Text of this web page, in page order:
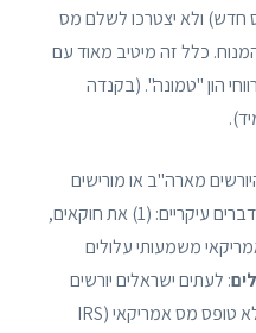
אותו בשווי $500 (בסיס חדש) ולא יצטרכו לשלם מס
כלל זה מיטיב מאוד עם
הון "טמונה". (בקנדה
מארה"ב או מורישים
נכסים בארה"ב צריכים להכיר שני דברים עיקריים: (1) את חוקאים,
משמעותי עלולים
: לעתים ישראלים יורשים
תושבי ישראל מגלים שעליהם למלא טופס מס אמריקאי (IRS